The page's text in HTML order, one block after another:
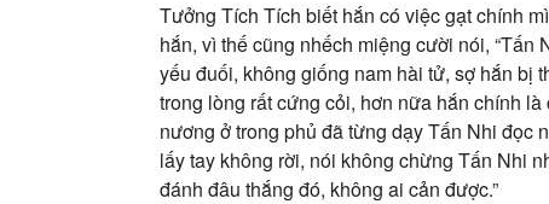
Tưởng Tích Tích biết hắn có việc gạt chính
hắn, vì thế cũng nhếch miệng cười nói,
yếu đuối, không giống nam hài tử, sợ hắn bị
trong lòng rất cứng cỏi, hơn nữa hắn chính
nương ở trong phủ đã từng dạy Tấn Nhi đọc
lấy tay không rời, nói không chừng Tấn Nhi
đánh đâu thắng đó, không ai cản được.”